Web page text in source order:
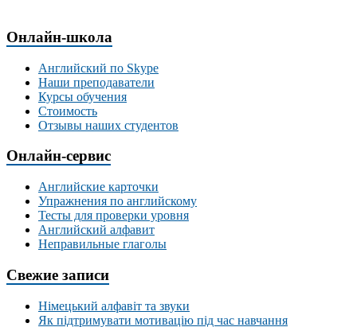
Онлайн-школа
Английский по Skype
Наши преподаватели
Курсы обучения
Стоимость
Отзывы наших студентов
Онлайн-сервис
Английские карточки
Упражнения по английскому
Тесты для проверки уровня
Английский алфавит
Неправильные глаголы
Свежие записи
Німецький алфавіт та звуки
Як підтримувати мотивацію під час навчання